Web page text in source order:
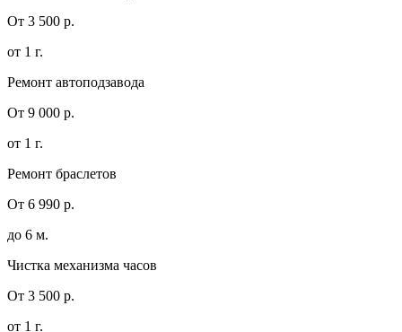
От 3 500 р.
от 1 г.
Ремонт автоподзавода
От 9 000 р.
от 1 г.
Ремонт браслетов
От 6 990 р.
до 6 м.
Чистка механизма часов
От 3 500 р.
от 1 г.